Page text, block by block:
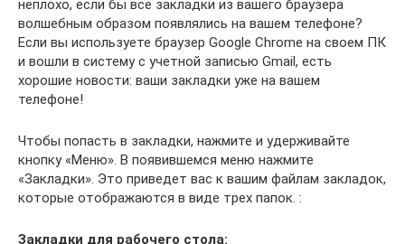
неплохо, если бы все закладки из вашего браузера
волшебным образом появлялись на вашем телефоне?
Если вы используете браузер Google Chrome на своем ПК
и вошли в систему с учетной записью Gmail, есть
хорошие новости: ваши закладки уже на вашем
телефоне!
Чтобы попасть в закладки, нажмите и удерживайте
кнопку «Меню». В появившемся меню нажмите
«Закладки». Это приведет вас к вашим файлам закладок,
которые отображаются в виде трех папок. :
Закладки для рабочего стола: